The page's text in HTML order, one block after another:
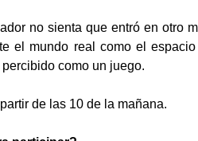
no sienta que entró en otro
el mundo real como el
como un juego.
de las 10 de la mañana.